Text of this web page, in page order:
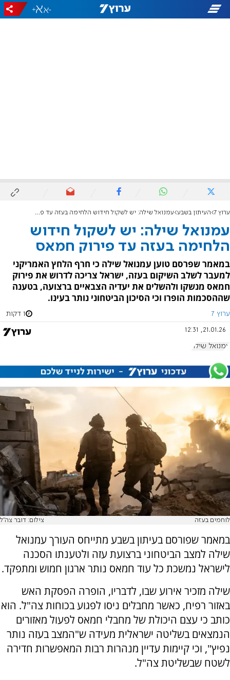
-
+
ערוץ 7 העיתון בשבע עמנואל שילה: יש לשקול חידוש הלחימה בעזה עד פירוק חמאס
עמנואל שילה: יש לשקול חידוש
הלחימה בעזה עד פירוק חמאס
במאמר שפרסם טוען עמנואל שילה כי חרף הלחץ האמריקני
למעבר לשלב השיקום בעזה, ישראל צריכה לדרוש את פירוק
חמאס מנשקו ולהשלים את יעדיה הצבאיים ברצועה, בטענה
שההסכמות הופרו וכי הסיכון הביטחוני נותר בעינו.
ערוץ 7 1 דקות
21.01.26, 12:31
עמנואל שילה
לוחמים בעזה צילום: דובר צה"ל
במאמר שפורסם בעיתון בשבע מתייחס העורך עמנואל
שילה למצב הביטחוני ברצועת עזה ולטענתו הסכנה
לישראל נמשכת כל עוד חמאס נותר ארגון חמוש ומתפקד.
שילה מזכיר אירוע שבו, לדבריו, הופרה הפסקת האש
באזור רפיח, כאשר מחבלים ניסו לפגוע בכוחות צה"ל. הוא
כותב כי עצם היכולת של מחבלי חמאס לפעול מאזורים
הנמצאים בשליטה ישראלית מעידה ש"המצב בעזה נותר
נפיץ", וכי קיימות עדיין מנהרות רבות המאפשרות חדירה
לשטח שבשליטת צה"ל.